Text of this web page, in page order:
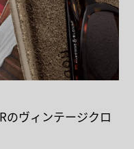
のヴィンテージクロ